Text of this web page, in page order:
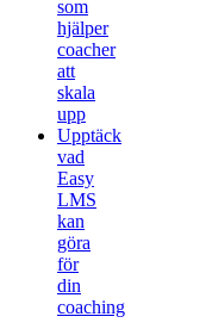
som
hjälper
coacher
att
skala
upp
Upptäck
vad
Easy
LMS
kan
göra
för
din
coaching